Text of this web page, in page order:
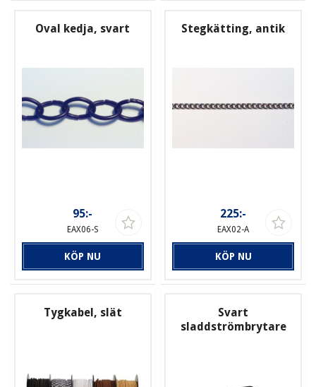
Oval kedja, svart
95:-
EAX06-S
KÖP NU
Stegkätting, antik
225:-
EAX02-A
KÖP NU
Tygkabel, slät
Svart
sladdströmbrytare